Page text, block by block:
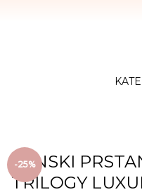
ŽENSKI
TRILOGY
-25%